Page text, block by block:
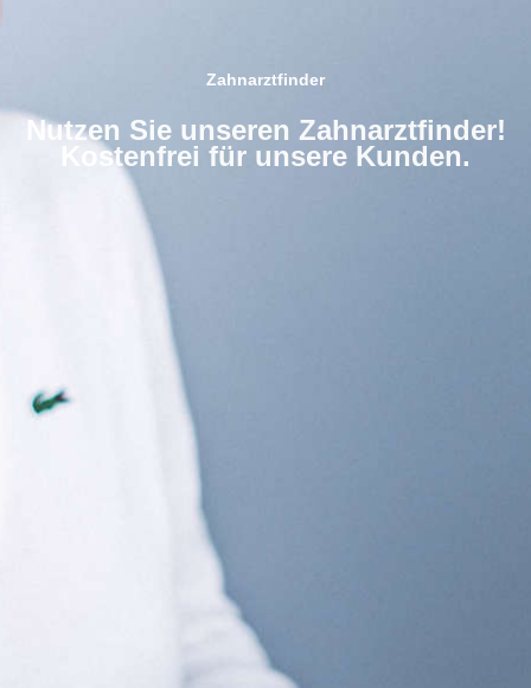
Zahnarztfinder
Nutzen Sie unseren Zahnarztfinder!
Kostenfrei für unsere Kunden.